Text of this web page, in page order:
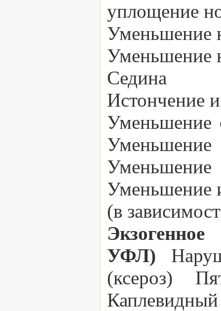
уплощение
Уменьшение
Уменьшение
Седина
Истончение
Уменьшение
Уменьшение
Уменьшение
(в
УФЛ)
(ксероз)